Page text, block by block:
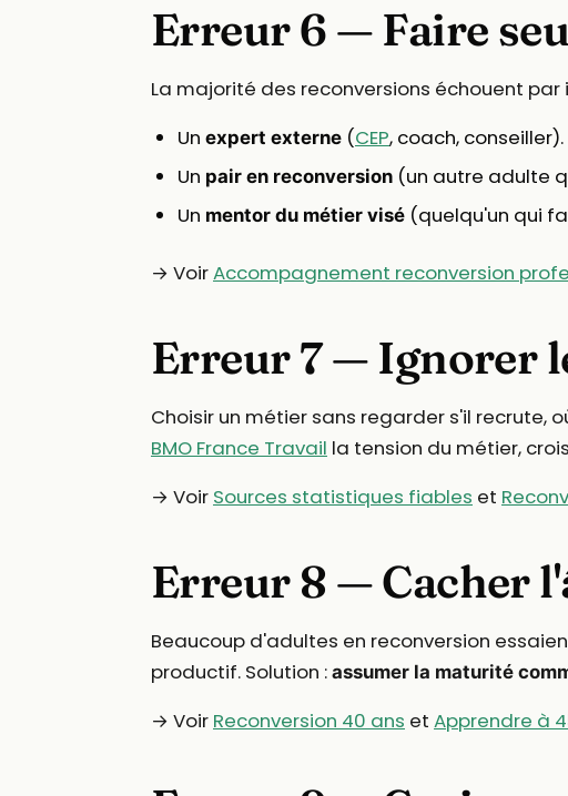
Erreur 6 — Faire
La majorité des reconversions échouent par
Un expert externe (CEP, coach, conseiller).
Un pair en reconversion (un autre adulte
Un mentor du métier visé (quelqu'un qui
→ VoirAccompagnement reconversion
Erreur 7 — Ignorer
Choisir un métier sans regarder s'il recrute,
BMO France Travail la tension du métier,
→ Voir Sources statistiques fiables et
Erreur 8 — Cacher
Beaucoup d'adultes en reconversion
productif. Solution : assumer la maturité
→ Voir Reconversion 40 ans et Apprendre à